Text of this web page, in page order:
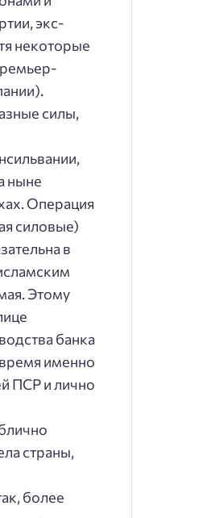
экс-
некоторые
силы,
ныне
Операция
силовые)
в
Этому
банка
именно
ПСР и лично
страны,
более